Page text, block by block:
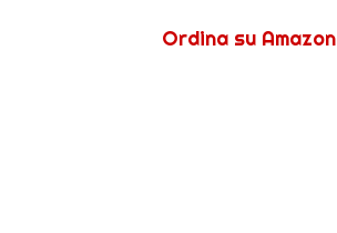
Ordina su Amazon